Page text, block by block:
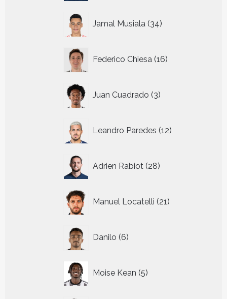
Jamal Musiala 34
producten
Federico Chiesa 16
producten
Juan Cuadrado 3
producten
Leandro Paredes 12
producten
Adrien Rabiot 28
producten
Manuel Locatelli 21
producten
Danilo 6
producten
Moise Kean 5
producten